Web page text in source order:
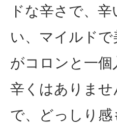
ドな辛さで、
い、マイルド
がコロンと一
辛くはありま
で、どっしり感